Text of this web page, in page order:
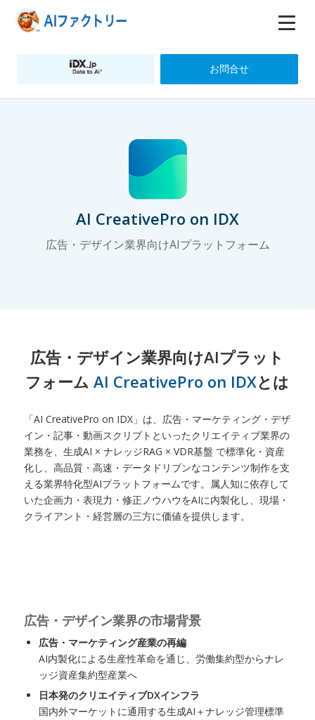
お問合せ
AI CreativePro on IDX
広告・デザイン業界向けAIプラットフォーム
広告・デザイン業界向けAIプラット
フォームAI CreativePro on IDXとは
「AI CreativePro on IDX」は、広告・マーケティング・デザ
イン・記事・動画スクリプトといったクリエイティブ業界の
業務を、生成AI × ナレッジRAG × VDR基盤 で標準化・資産
化し、高品質・高速・データドリブンなコンテンツ制作を支
える業界特化型AIプラットフォームです。属人知に依存して
いた企画力・表現力・修正ノウハウをAIに内製化し、現場・
クライアント・経営層の三方に価値を提供します。
広告・デザイン業界の市場背景
広告・マーケティング産業の再編
AI内製化による生産性革命を通じ、労働集約型からナレ
ッジ資産集約型産業へ
日本発のクリエイティブDXインフラ
国内外マーケットに通用する生成AI＋ナレッジ管理標準